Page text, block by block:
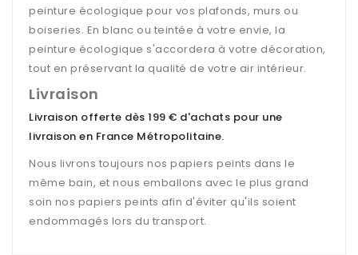
peinture écologique pour vos plafonds, murs ou
boiseries. En blanc ou teintée à votre envie, la
peinture écologique s'accordera à votre décoration,
tout en préservant la qualité de votre air intérieur.
Livraison
Livraison offerte dès 199 € d'achats pour une
livraison en France Métropolitaine.
Nous livrons toujours nos papiers peints dans le
même bain, et nous emballons avec le plus grand
soin nos papiers peints afin d'éviter qu'ils soient
endommagés lors du transport.